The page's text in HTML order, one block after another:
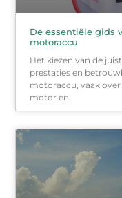
De essentiële gids
motoraccu
Het kiezen van de
prestaties en
motoraccu, vaak
motor en